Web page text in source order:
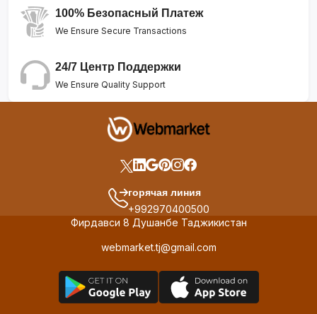
100% Безопасный Платеж
We Ensure Secure Transactions
24/7 Центр Поддержки
We Ensure Quality Support
горячая линия
+992970400500
Фирдавси 8 Душанбе Таджикистан
webmarket.tj@gmail.com